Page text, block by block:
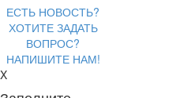
ЕСТЬ НОВОСТЬ?
ХОТИТЕ ЗАДАТЬ
ВОПРОС?
НАПИШИТЕ НАМ!
X